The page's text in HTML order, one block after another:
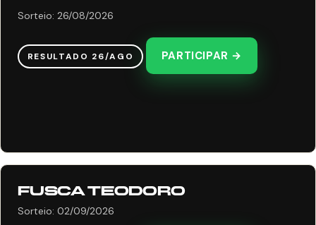
Sorteio: 26/08/2026
RESULTADO 26/AGO PARTICIPAR →
FUSCA TEODORO
Sorteio: 02/09/2026